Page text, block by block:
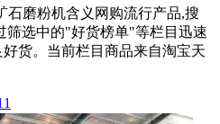
石磨粉机含义网购流行产品,搜
筛选中的"好货榜单"等栏目迅速
货。当前栏目商品来自淘宝天